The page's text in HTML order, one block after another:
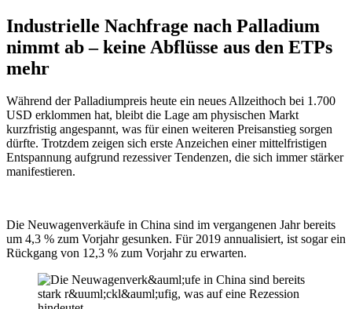
Industrielle Nachfrage nach Palladium
nimmt ab – keine Abflüsse aus den ETPs
mehr
Während der Palladiumpreis heute ein neues Allzeithoch bei 1.700
USD erklommen hat, bleibt die Lage am physischen Markt
kurzfristig angespannt, was für einen weiteren Preisanstieg sorgen
dürfte. Trotzdem zeigen sich erste Anzeichen einer mittelfristigen
Entspannung aufgrund rezessiver Tendenzen, die sich immer stärker
manifestieren.
Die Neuwagenverkäufe in China sind im vergangenen Jahr bereits
um 4,3 % zum Vorjahr gesunken. Für 2019 annualisiert, ist sogar ein
Rückgang von 12,3 % zum Vorjahr zu erwarten.